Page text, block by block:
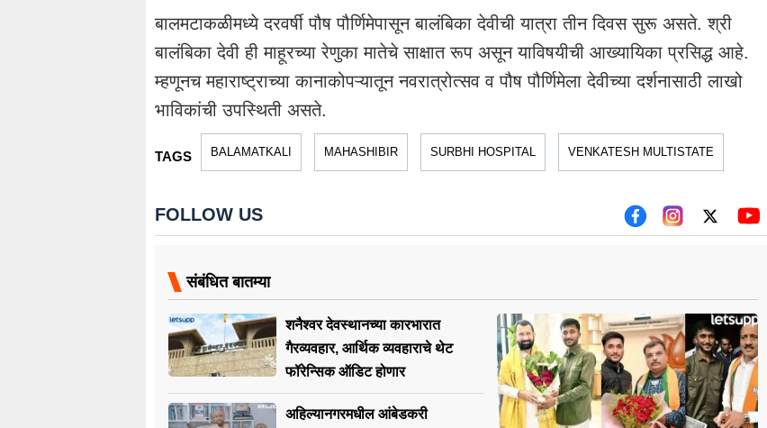
बालमटाकळीमध्ये दरवर्षी पौष पौर्णिमेपासून बालंबिका देवीची यात्रा तीन दिवस सुरू असते. श्री
बालंबिका देवी ही माहूरच्या रेणुका मातेचे साक्षात रूप असून याविषयीची आख्यायिका प्रसिद्ध आहे.
म्हणूनच महाराष्ट्राच्या कानाकोपऱ्यातून नवरात्रोत्सव व पौष पौर्णिमेला देवीच्या दर्शनासाठी लाखो
भाविकांची उपस्थिती असते.
TAGS BALAMATKALI MAHASHIBIR SURBHI HOSPITAL VENKATESH MULTISTATE
FOLLOW US
संबंधित बातम्या
शनैश्वर देवस्थानच्या कारभारात
गैरव्यवहार, आर्थिक व्यवहाराचे थेट
फॉरेन्सिक ऑडिट होणार
अहिल्यानगरमधील आंबेडकरी